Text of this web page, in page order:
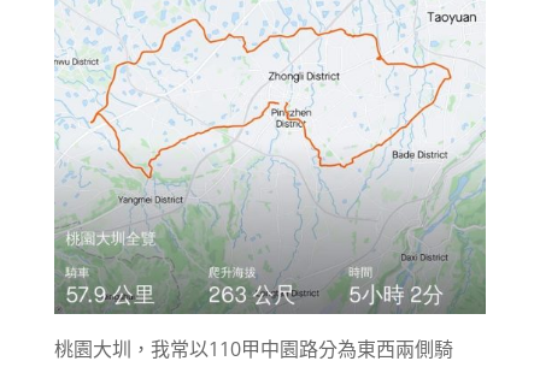
桃園大圳，我常以110甲中園路分為東西兩側騎